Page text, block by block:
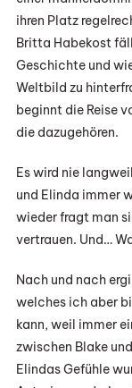
ihren Platz
Britta Habekost
Geschichte und
Weltbild zu
beginnt die Reise
die dazugehören.
Es wird nie
und Elinda immer
wieder fragt man
vertrauen. Und…
Nach und nach
welches ich aber
kann, weil immer
zwischen Blake
Elindas Gefühle